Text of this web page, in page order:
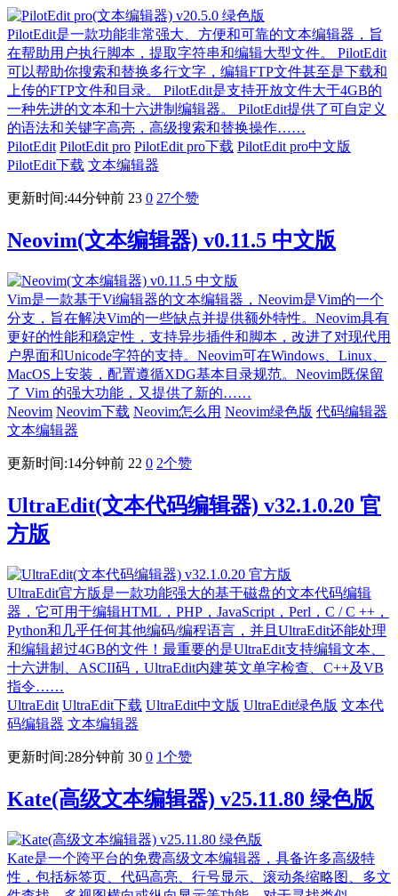
PilotEdit是一款功能非常强大、方便和可靠的文本编辑器，旨
在帮助用户执行脚本，提取字符串和编辑大型文件。 PilotEdit
可以帮助你搜索和替换多行文字，编辑FTP文件甚至是下载和
上传的FTP文件和目录。 PilotEdit是支持开放文件大于4GB的
一种先进的文本和十六进制编辑器。 PilotEdit提供了可自定义
的语法和关键字高亮，高级搜索和替换操作……
PilotEdit PilotEdit pro PilotEdit pro下载 PilotEdit pro中文版
PilotEdit下载 文本编辑器
更新时间:44分钟前 23 0 27个赞
Neovim(文本编辑器) v0.11.5 中文版
Vim是一款基于Vi编辑器的文本编辑器，Neovim是Vim的一个
分支，旨在解决Vim的一些缺点并提供额外特性。Neovim具有
更好的性能和稳定性，支持异步插件和脚本，改进了对现代用
户界面和Unicode字符的支持。Neovim可在Windows、Linux、
MacOS上安装，配置遵循XDG基本目录规范。Neovim既保留
了 Vim 的强大功能，又提供了新的……
Neovim Neovim下载 Neovim怎么用 Neovim绿色版 代码编辑器
文本编辑器
更新时间:14分钟前 22 0 2个赞
UltraEdit(文本代码编辑器) v32.1.0.20 官
方版
UltraEdit官方版是一款功能强大的基于磁盘的文本代码编辑
器，它可用于编辑HTML，PHP，JavaScript，Perl，C / C ++，
Python和几乎任何其他编码/编程语言，并且UltraEdit还能处理
和编辑超过4GB的文件！最重要的是UltraEdit支持编辑文本、
十六进制、ASCII码，UltraEdit内建英文单字检查、C++及VB
指令……
UltraEdit UltraEdit下载 UltraEdit中文版 UltraEdit绿色版 文本代
码编辑器 文本编辑器
更新时间:28分钟前 30 0 1个赞
Kate(高级文本编辑器) v25.11.80 绿色版
Kate是一个跨平台的免费高级文本编辑器，具备许多高级特
性，包括标签页、代码高亮、行号显示、滚动条缩略图、多文